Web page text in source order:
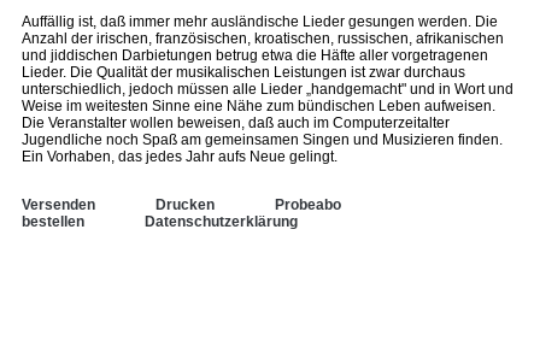
Auffällig ist, daß immer mehr ausländische Lieder gesungen werden. Die
Anzahl der irischen, französischen, kroatischen, russischen, afrikanischen
und jiddischen Darbietungen betrug etwa die Häfte aller vorgetragenen
Lieder. Die Qualität der musikalischen Leistungen ist zwar durchaus
unterschiedlich, jedoch müssen alle Lieder „handgemacht" und in Wort und
Weise im weitesten Sinne eine Nähe zum bündischen Leben aufweisen.
Die Veranstalter wollen beweisen, daß auch im Computerzeitalter
Jugendliche noch Spaß am gemeinsamen Singen und Musizieren finden.
Ein Vorhaben, das jedes Jahr aufs Neue gelingt.
Versenden Drucken
Probeabo
bestellen
Datenschutzerklärung